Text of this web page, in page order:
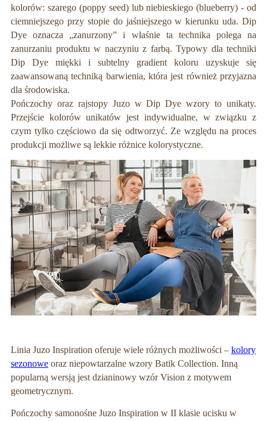
kolorów: szarego (poppy seed) lub niebieskiego (blueberry) - od
ciemniejszego przy stopie do jaśniejszego w kierunku uda. Dip
Dye oznacza „zanurzony” i właśnie ta technika polega na
zanurzaniu produktu w naczyniu z farbą. Typowy dla techniki
Dip Dye miękki i subtelny gradient koloru uzyskuje się
zaawansowaną techniką barwienia, która jest również przyjazna
dla środowiska.
Pończochy oraz rajstopy Juzo w Dip Dye wzory to unikaty.
Przejście kolorów unikatów jest indywidualne, w związku z
czym tylko częściowo da się odtworzyć. Ze względu na proces
produkcji możliwe są lekkie różnice kolorystyczne.
Linia Juzo Inspiration oferuje wiele różnych możliwości – kolory
sezonowe oraz niepowtarzalne wzory Batik Collection. Inną
popularną wersją jest dzianinowy wzór Vision z motywem
geometrycznym.
Pończochy samonośne Juzo Inspiration w II klasie ucisku w